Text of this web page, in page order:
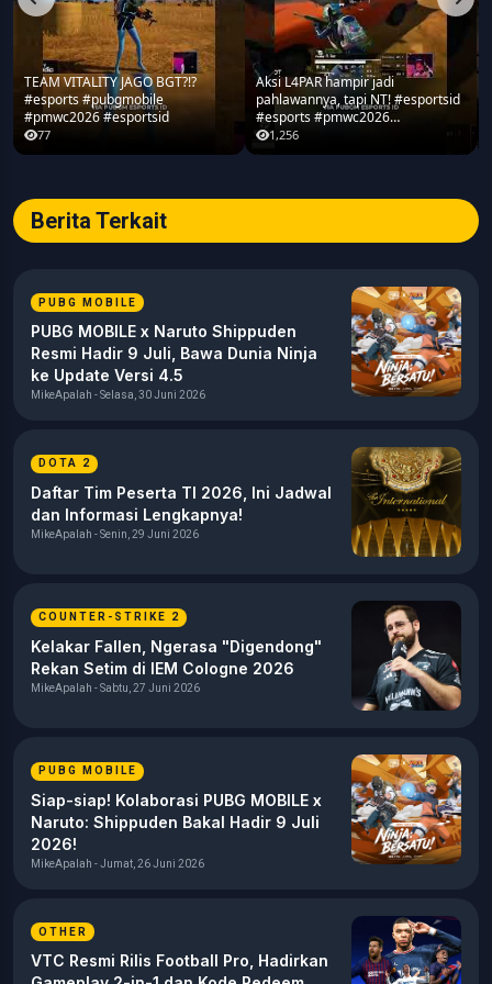
TEAM VITALITY JAGO BGT?!?
#esports #pubgmobile
#pmwc2026 #esportsid
77
Aksi L4PAR hampir jadi
pahlawannya, tapi NT! #esportsid
#esports #pmwc2026
#pubgmobile #teamrrq
1,256
Berita Terkait
PUBG MOBILE
PUBG MOBILE x Naruto Shippuden
Resmi Hadir 9 Juli, Bawa Dunia Ninja
ke Update Versi 4.5
MikeApalah - Selasa, 30 Juni 2026
DOTA 2
Daftar Tim Peserta TI 2026, Ini Jadwal
dan Informasi Lengkapnya!
MikeApalah - Senin, 29 Juni 2026
COUNTER-STRIKE 2
Kelakar Fallen, Ngerasa "Digendong"
Rekan Setim di IEM Cologne 2026
MikeApalah - Sabtu, 27 Juni 2026
PUBG MOBILE
Siap-siap! Kolaborasi PUBG MOBILE x
Naruto: Shippuden Bakal Hadir 9 Juli
2026!
MikeApalah - Jumat, 26 Juni 2026
OTHER
VTC Resmi Rilis Football Pro, Hadirkan